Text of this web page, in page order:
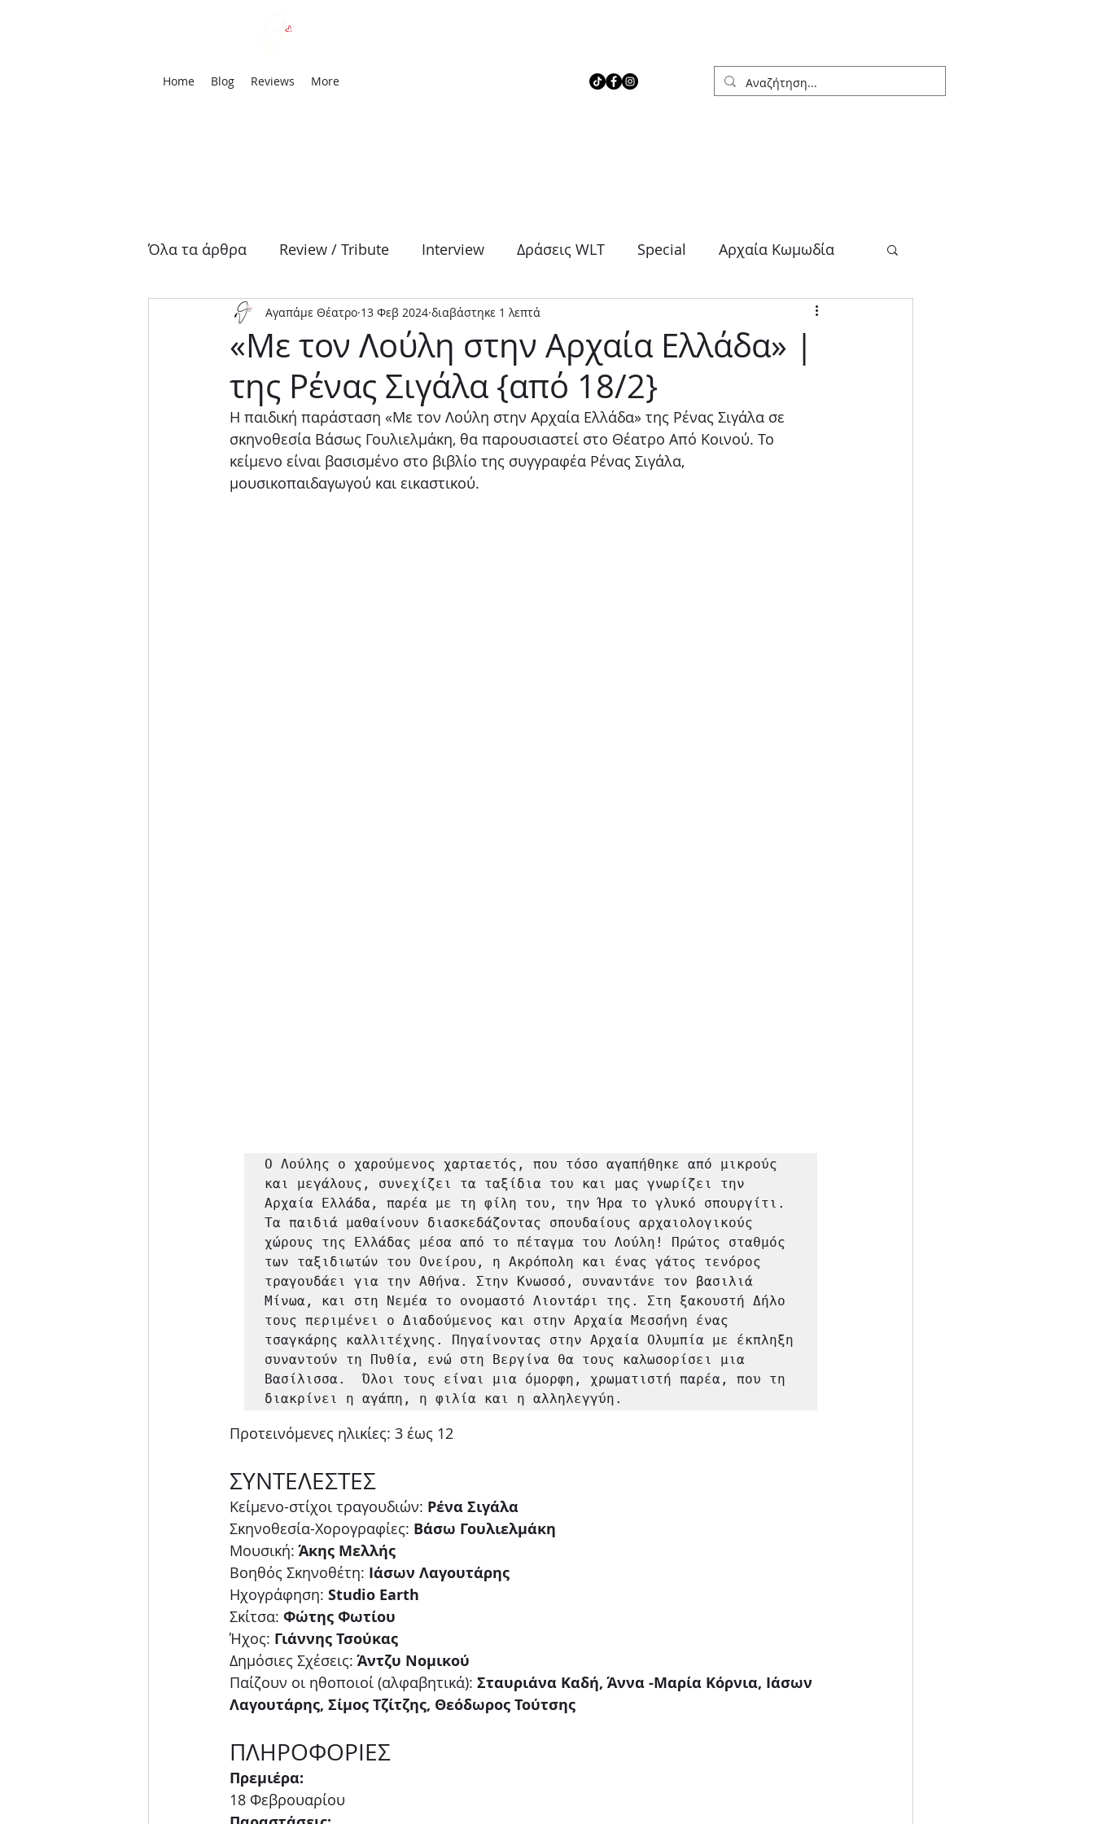
Home Blog Reviews More
Όλα τα άρθρα Review / Tribute Interview Δράσεις WLT Special Αρχαία Κωμωδία
Αρχαία Τραγωδία Δράμα Θρίλερ Κοινωνικό
Μουσική παράσταση Παιδικό Stand up Φαντασίας Ψυχολογία
«Με τον Λούλη στην Αρχαία Ελλάδα» |
της Ρένας Σιγάλα {από 18/2}
Αγαπάμε Θέατρο 13 Φεβ 2024 διαβάστηκε 1 λεπτά
Η παιδική παράσταση «Με τον Λούλη στην Αρχαία Ελλάδα» της Ρένας Σιγάλα σε
σκηνοθεσία Βάσως Γουλιελμάκη, θα παρουσιαστεί στο Θέατρο Από Κοινού. Το
κείμενο είναι βασισμένο στο βιβλίο της συγγραφέα Ρένας Σιγάλα,
μουσικοπαιδαγωγού και εικαστικού.
Ο Λούλης ο χαρούμενος χαρταετός, που τόσο αγαπήθηκε από μικρούς
και μεγάλους, συνεχίζει τα ταξίδια του και μας γνωρίζει την
Αρχαία Ελλάδα, παρέα με τη φίλη του, την Ήρα το γλυκό σπουργίτι.
Τα παιδιά μαθαίνουν διασκεδάζοντας σπουδαίους αρχαιολογικούς
χώρους της Ελλάδας μέσα από το πέταγμα του Λούλη! Πρώτος σταθμός
των ταξιδιωτών του Ονείρου, η Ακρόπολη και ένας γάτος τενόρος
τραγουδάει για την Αθήνα. Στην Κνωσσό, συναντάνε τον βασιλιά
Μίνωα, και στη Νεμέα το ονομαστό Λιοντάρι της. Στη ξακουστή Δήλο
τους περιμένει ο Διαδούμενος και στην Αρχαία Μεσσήνη ένας
τσαγκάρης καλλιτέχνης. Πηγαίνοντας στην Αρχαία Ολυμπία με έκπληξη
συναντούν τη Πυθία, ενώ στη Βεργίνα θα τους καλωσορίσει μια
Βασίλισσα.  Όλοι τους είναι μια όμορφη, χρωματιστή παρέα, που τη
διακρίνει η αγάπη, η φιλία και η αλληλεγγύη.
Προτεινόμενες ηλικίες: 3 έως 12
ΣΥΝΤΕΛΕΣΤΕΣ
Κείμενο-στίχοι τραγουδιών: Ρένα Σιγάλα
Σκηνοθεσία-Χορογραφίες: Βάσω Γουλιελμάκη
Μουσική: Άκης Μελλής
Βοηθός Σκηνοθέτη: Ιάσων Λαγουτάρης
Ηχογράφηση: Studio Earth
Σκίτσα: Φώτης Φωτίου
Ήχος: Γιάννης Τσούκας
Δημόσιες Σχέσεις: Άντζυ Νομικού
Παίζουν οι ηθοποιοί (αλφαβητικά): Σταυριάνα Καδή, Άννα -Μαρία Κόρνια, Ιάσων
Λαγουτάρης, Σίμος Τζίτζης, Θεόδωρος Τούτσης
ΠΛΗΡΟΦΟΡΙΕΣ
Πρεμιέρα:
18 Φεβρουαρίου